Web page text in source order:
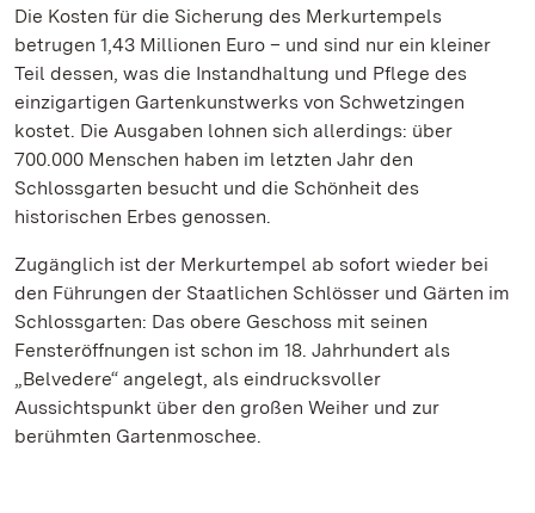
Die Kosten für die Sicherung des Merkurtempels
betrugen 1,43 Millionen Euro – und sind nur ein kleiner
Teil dessen, was die Instandhaltung und Pflege des
einzigartigen Gartenkunstwerks von Schwetzingen
kostet. Die Ausgaben lohnen sich allerdings: über
700.000 Menschen haben im letzten Jahr den
Schlossgarten besucht und die Schönheit des
historischen Erbes genossen.
Zugänglich ist der Merkurtempel ab sofort wieder bei
den Führungen der Staatlichen Schlösser und Gärten im
Schlossgarten: Das obere Geschoss mit seinen
Fensteröffnungen ist schon im 18. Jahrhundert als
„Belvedere“ angelegt, als eindrucksvoller
Aussichtspunkt über den großen Weiher und zur
berühmten Gartenmoschee.